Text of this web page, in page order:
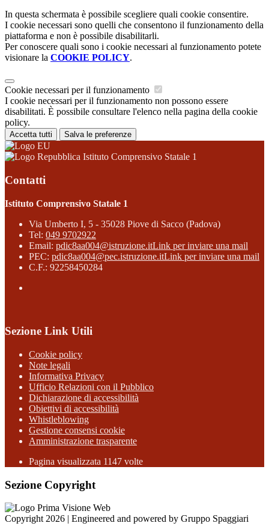
In questa schermata è possibile scegliere quali cookie consentire.
I cookie necessari sono quelli che consentono il funzionamento della
piattaforma e non è possibile disabilitarli.
Per conoscere quali sono i cookie necessari al funzionamento potete
visionare la COOKIE POLICY.
Cookie necessari per il funzionamento
I cookie necessari per il funzionamento non possono essere
disabilitati. È possibile consultare l'elenco nella pagina della cookie
policy.
Accetta tutti Salva le preferenze
Istituto Comprensivo Statale 1
Contatti
Istituto Comprensivo Statale 1
Via Umberto I, 5 - 35028 Piove di Sacco (Padova)
Tel: 049 9702922
Email: pdic8aa004@istruzione.itLink per inviare una mail
PEC: pdic8aa004@pec.istruzione.itLink per inviare una mail
C.F.: 92258450284
Sezione Link Utili
Cookie policy
Note legali
Informativa Privacy
Ufficio Relazioni con il Pubblico
Dichiarazione di accessibilità
Obiettivi di accessibilità
Whistleblowing
Gestione consensi cookie
Amministrazione trasparente
Pagina visualizzata 1147 volte
Sezione Copyright
Copyright 2026 | Engineered and powered by Gruppo Spaggiari